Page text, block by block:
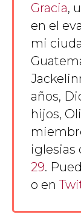
Gracia,
en el
mi
años,
hijos,
iglesias
29.
o en